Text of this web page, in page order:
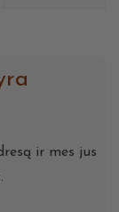
ir mes jus